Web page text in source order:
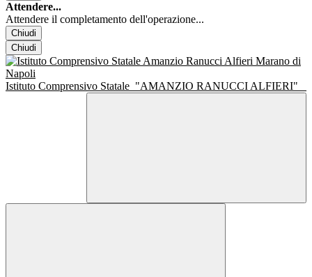
Attendere...
Attendere il completamento dell'operazione...
Chiudi
Chiudi
Istituto Comprensivo Statale "AMANZIO RANUCCI ALFIERI"